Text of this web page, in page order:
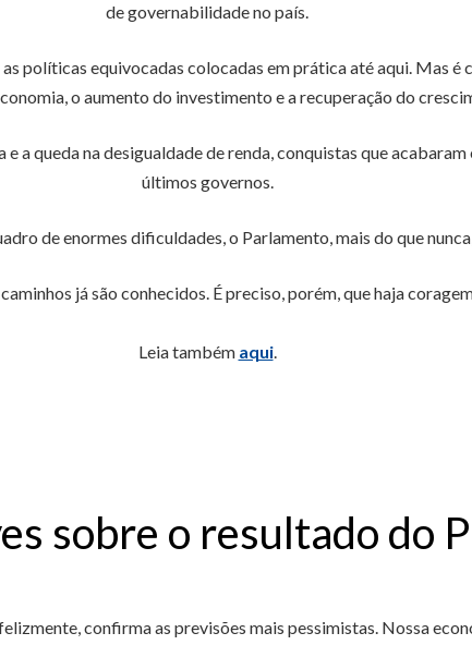
de governabilidade no país.
políticas equivocadas colocadas em prática até aqui. Mas
o aumento do investimento e a recuperação do
a queda na desigualdade de renda, conquistas que
últimos governos.
de enormes dificuldades, o Parlamento, mais do que
já são conhecidos. É preciso, porém, que haja
Leia também aqui.
sobre o resultado do
confirma as previsões mais pessimistas. Nossa